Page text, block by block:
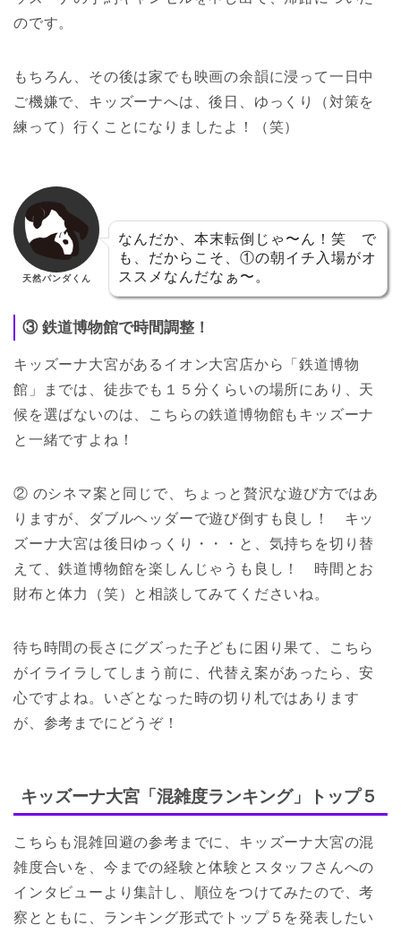
のです。
もちろん、その後は家でも映画の余韻に浸って一日中
ご機嫌で、キッズーナへは、後日、ゆっくり（対策を
練って）行くことになりましたよ！（笑）
天然パンダくん
なんだか、本末転倒じゃ〜ん！笑 で
も、だからこそ、①の朝イチ入場がオ
ススメなんだなぁ〜。
③ 鉄道博物館で時間調整！
キッズーナ大宮があるイオン大宮店から「鉄道博物
館」までは、徒歩でも１５分くらいの場所にあり、天
候を選ばないのは、こちらの鉄道博物館もキッズーナ
と一緒ですよね！
② のシネマ案と同じで、ちょっと贅沢な遊び方ではあ
りますが、ダブルヘッダーで遊び倒すも良し！ キッ
ズーナ大宮は後日ゆっくり・・・と、気持ちを切り替
えて、鉄道博物館を楽しんじゃうも良し！ 時間とお
財布と体力（笑）と相談してみてくださいね。
待ち時間の長さにグズった子どもに困り果て、こちら
がイライラしてしまう前に、代替え案があったら、安
心ですよね。いざとなった時の切り札ではあります
が、参考までにどうぞ！
キッズーナ大宮「混雑度ランキング」トップ５
こちらも混雑回避の参考までに、キッズーナ大宮の混
雑度合いを、今までの経験と体験とスタッフさんへの
インタビューより集計し、順位をつけてみたので、考
察とともに、ランキング形式でトップ５を発表したい